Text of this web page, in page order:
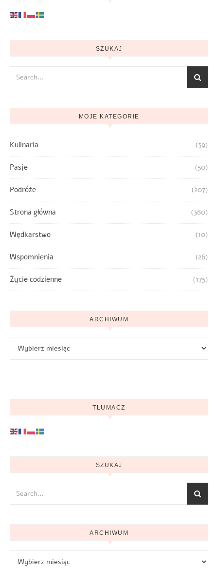
SZUKAJ
MOJE KATEGORIE
Kulinaria (39)
Pasje (50)
Podróże (207)
Strona główna (380)
Wędkarstwo (10)
Wspomnienia (26)
Życie codzienne (175)
ARCHIWUM
TŁUMACZ
SZUKAJ
ARCHIWUM